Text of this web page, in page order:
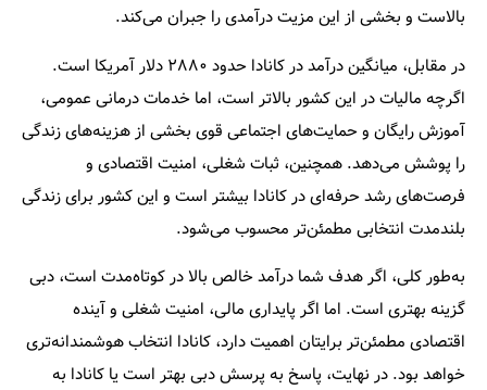
بالاست و بخشی از این مزیت درآمدی را جبران می‌کند.
در مقابل، میانگین درآمد در کانادا حدود ۲۸۸۰ دلار آمریکا است.
اگرچه مالیات در این کشور بالاتر است، اما خدمات درمانی عمومی،
آموزش رایگان و حمایت‌های اجتماعی قوی بخشی از هزینه‌های زندگی
را پوشش می‌دهد. همچنین، ثبات شغلی، امنیت اقتصادی و
فرصت‌های رشد حرفه‌ای در کانادا بیشتر است و این کشور برای زندگی
بلندمدت انتخابی مطمئن‌تر محسوب می‌شود.
به‌طور کلی، اگر هدف شما درآمد خالص بالا در کوتاه‌مدت است، دبی
گزینه بهتری است. اما اگر پایداری مالی، امنیت شغلی و آینده
اقتصادی مطمئن‌تر برایتان اهمیت دارد، کانادا انتخاب هوشمندانه‌تری
خواهد بود. در نهایت، پاسخ به پرسشدبی بهتر است یا کانادا به